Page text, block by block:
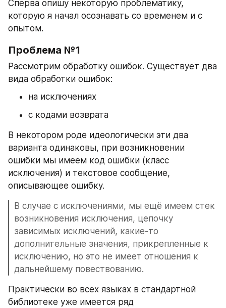
Сперва опишу некоторую проблематику,
которую я начал осознавать со временем и с
опытом.
Проблема №1
Рассмотрим обработку ошибок. Существует два
вида обработки ошибок:
на исключениях
с кодами возврата
В некотором роде идеологически эти два
варианта одинаковы, при возникновении
ошибки мы имеем код ошибки (класс
исключения) и текстовое сообщение,
описывающее ошибку.
В случае с исключениями, мы ещё имеем стек
возникновения исключения, цепочку
зависимых исключений, какие-то
дополнительные значения, прикрепленные к
исключению, но это не имеет отношения к
дальнейшему повествованию.
Практически во всех языках в стандартной
библиотеке уже имеется ряд